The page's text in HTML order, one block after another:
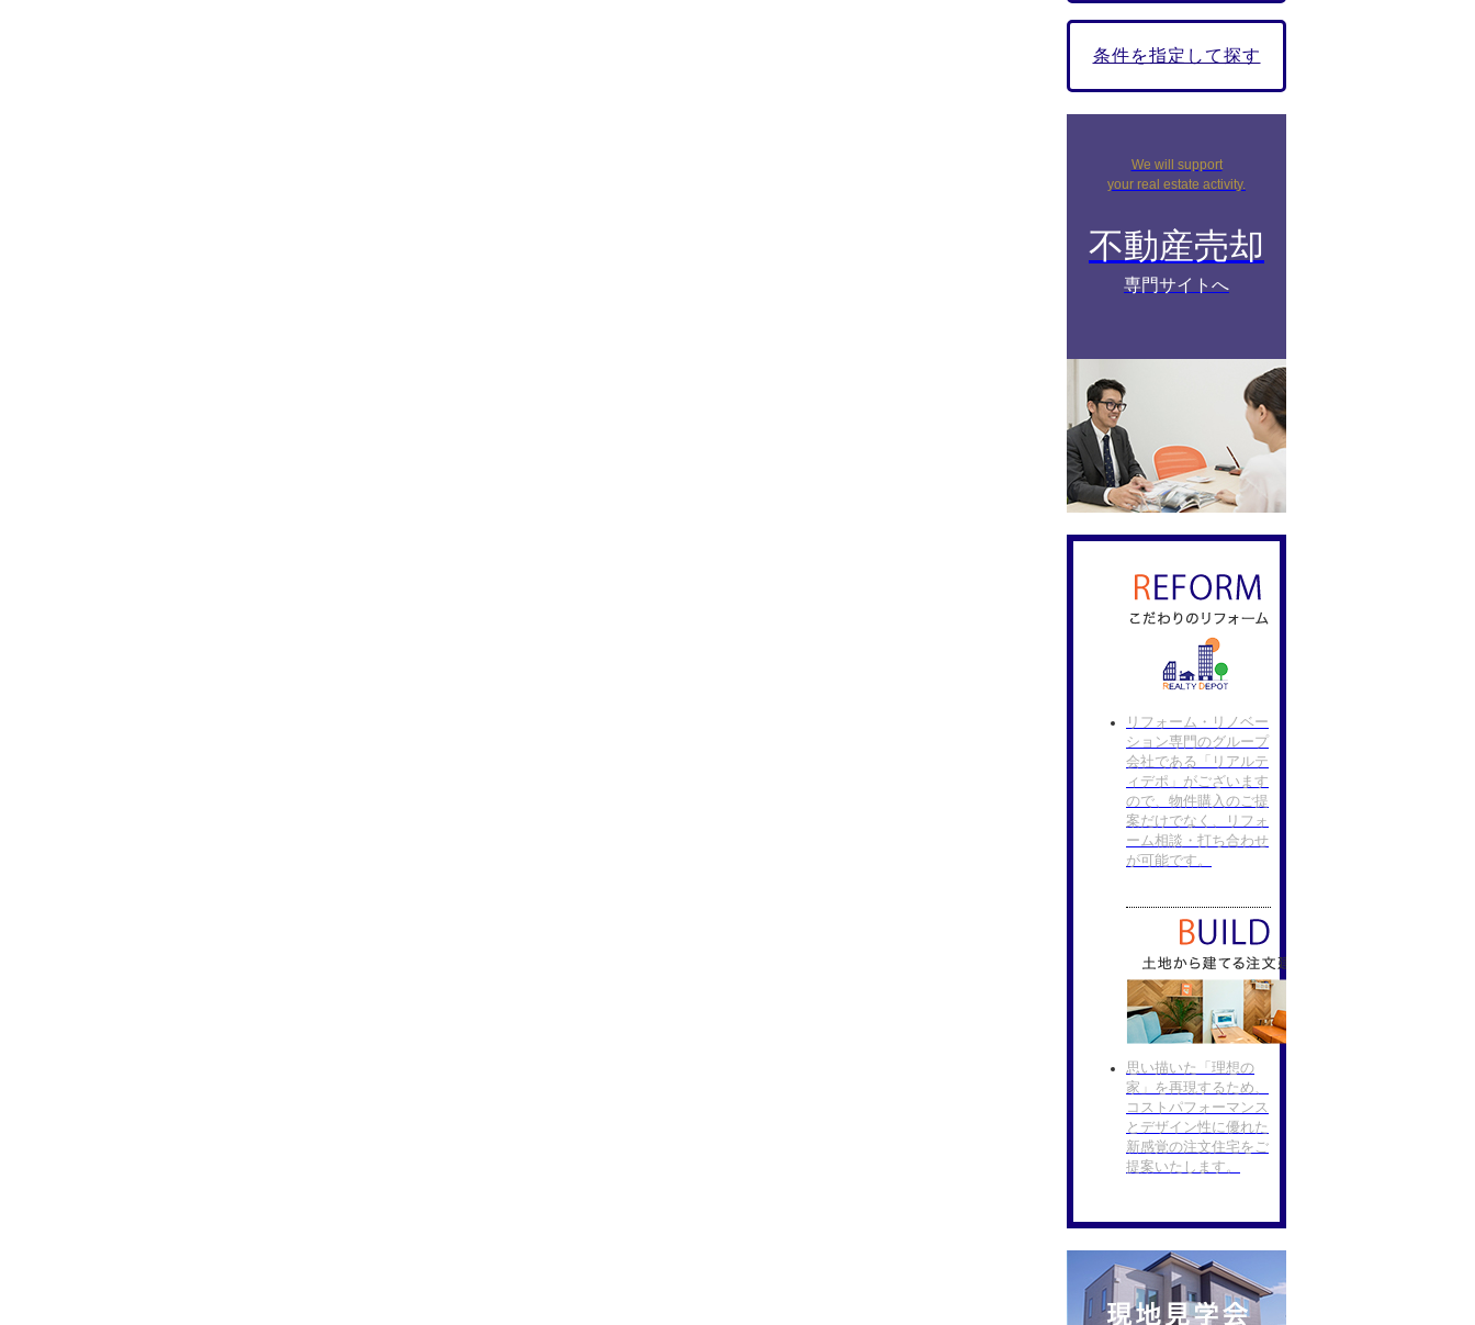
条件を指定して探す
We will support
your real estate activity.
不動産売却
専門サイトへ
リフォーム・リノベー
ション専門のグループ
会社である「リアルテ
ィデポ」がございます
ので、物件購入のご提
案だけでなく、リフォ
ーム相談・打ち合わせ
が可能です。
思い描いた「理想の
家」を再現するため、
コストパフォーマンス
とデザイン性に優れた
新感覚の注文住宅をご
提案いたします。